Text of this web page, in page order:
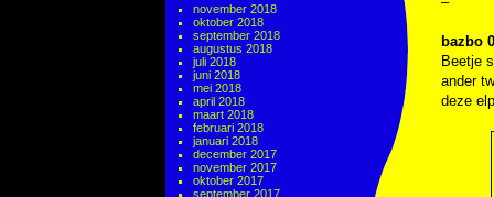
november 2018
oktober 2018
september 2018
augustus 2018
juli 2018
juni 2018
mei 2018
april 2018
maart 2018
februari 2018
januari 2018
december 2017
november 2017
oktober 2017
september 2017
bazbo
Beetje
ander
deze